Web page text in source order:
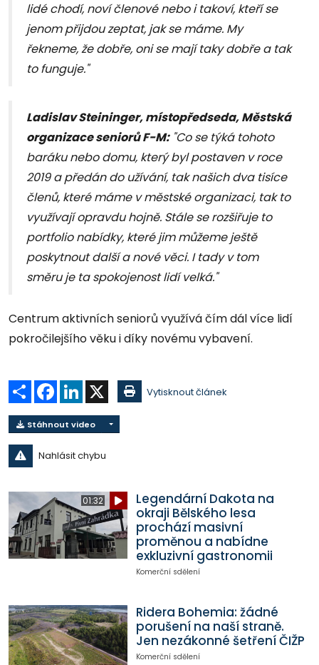
lidé chodí, noví členové nebo i takoví, kteří se
jenom přijdou zeptat, jak se máme. My
řekneme, že dobře, oni se mají taky dobře a tak
to funguje."
Ladislav Steininger, místopředseda, Městská
organizace seniorů F-M:"Co se týká tohoto
baráku nebo domu, který byl postaven v roce
2019 a předán do užívání, tak našich dva tisíce
členů, které máme v městské organizaci, tak to
využívají opravdu hojně. Stále se rozšiřuje to
portfolio nabídky, které jim můžeme ještě
poskytnout další a nové věci. I tady v tom
směru je ta spokojenost lidí velká."
Centrum aktivních seniorů využívá čím dál více lidí
pokročilejšího věku i díky novému vybavení.
Sdílet Facebook
LinkedIn Vytisknout článek
Stáhnout video
Nahlásit chybu
01:32
Legendární Dakota na
okraji Bělského lesa
prochází masivní
proměnou a nabídne
exkluzivní gastronomii
Komerční sdělení
Ridera Bohemia: žádné
porušení na naší straně.
Jen nezákonné šetření ČIŽP
Komerční sdělení